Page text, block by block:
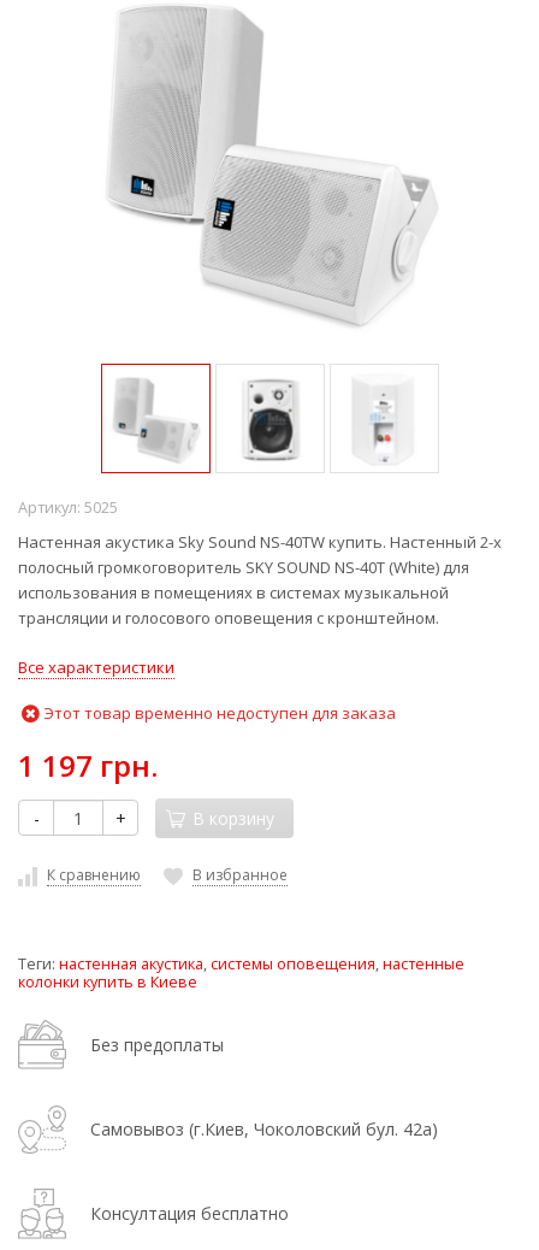
Артикул: 5025
Настенная акустика Sky Sound NS-40TW купить. Настенный 2-х
полосный громкоговоритель SKY SOUND NS-40T (White) для
использования в помещениях в системах музыкальной
трансляции и голосового оповещения с кронштейном.
Все характеристики
Этот товар временно недоступен для заказа
1 197 грн.
- + В корзину
К сравнению В избранное
Теги: настенная акустика,системы оповещения,настенные
колонки купить в Киеве
Без предоплаты
Самовывоз (г.Киев, Чоколовский бул. 42а)
Консултация бесплатно